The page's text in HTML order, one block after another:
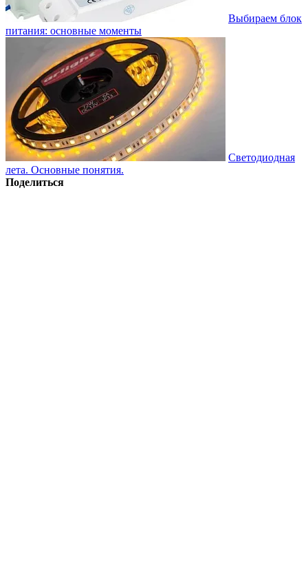
Выбираем блок
питания: основные моменты
Светодиодная
лета. Основные понятия.
Поделиться